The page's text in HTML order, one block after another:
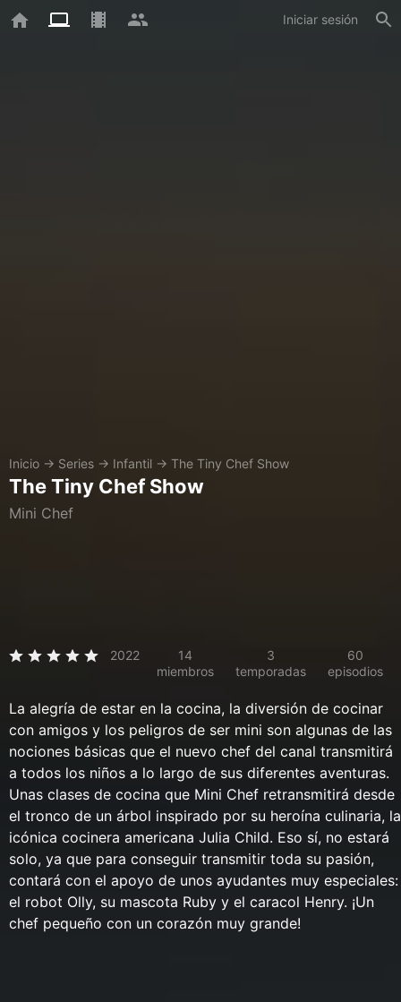
Iniciar sesión
Inicio → Series → Infantil → The Tiny Chef Show
The Tiny Chef Show
Mini Chef
2022
14
miembros
3
temporadas
60
episodios
La alegría de estar en la cocina, la diversión de cocinar
con amigos y los peligros de ser mini son algunas de las
nociones básicas que el nuevo chef del canal transmitirá
a todos los niños a lo largo de sus diferentes aventuras.
Unas clases de cocina que Mini Chef retransmitirá desde
el tronco de un árbol inspirado por su heroína culinaria, la
icónica cocinera americana Julia Child. Eso sí, no estará
solo, ya que para conseguir transmitir toda su pasión,
contará con el apoyo de unos ayudantes muy especiales:
el robot Olly, su mascota Ruby y el caracol Henry. ¡Un
chef pequeño con un corazón muy grande!